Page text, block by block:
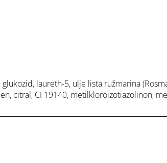
laureth-5, ulje lista ružmarina
citral, CI 19140, metilkloroizotiazolinon,